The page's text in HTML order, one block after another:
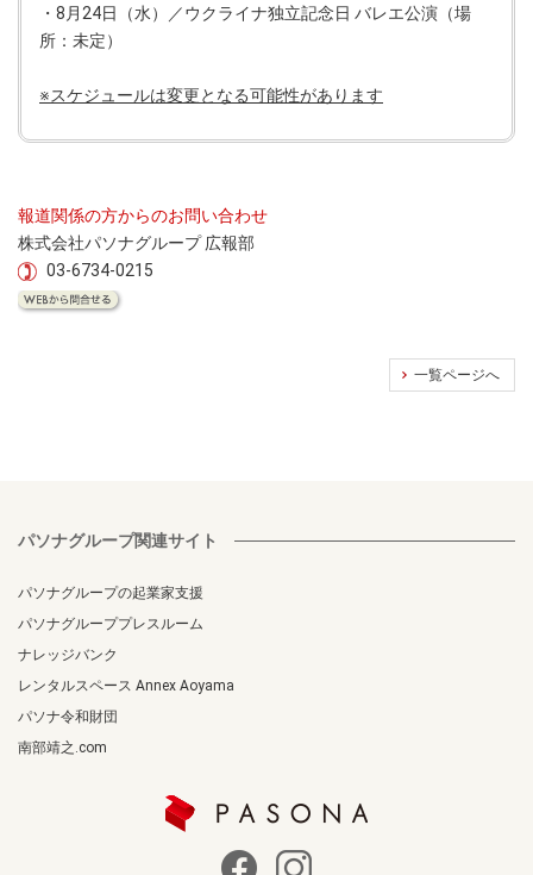
・8月24日（水）／ウクライナ独立記念日 バレエ公演（場
所：未定）
※スケジュールは変更となる可能性があります
報道関係の方からのお問い合わせ
株式会社パソナグループ 広報部
03-6734-0215
一覧ページへ
パソナグループ関連サイト
パソナグループの起業家支援
パソナグループプレスルーム
ナレッジバンク
レンタルスペース Annex Aoyama
パソナ令和財団
南部靖之.com